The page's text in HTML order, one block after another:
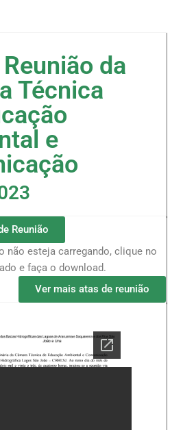
da
Técnica
e
Reunião
não esteja carregando, clique no
e faça o download.
Ver mais atas de reunião